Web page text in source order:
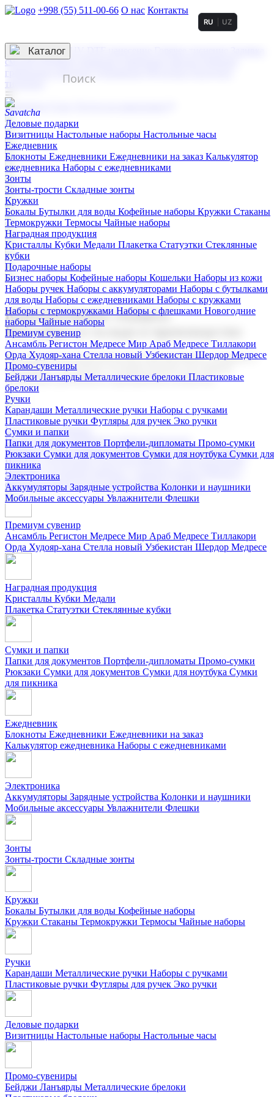
+998 (55) 511-00-66 О нас Контакты
3D гравировка
смолой (Doming)
гравировка твердая
тиснение
RU UZ
☰
Контакты
Каталог
Деловые подарки
Визитницы Настольные наборы Настольные часы
Ежедневник
Блокноты Ежедневники Ежедневники на заказ Калькулятор
ежедневника Наборы с ежедневниками
Зонты
Зонты-трости Складные зонты
Кружки
Бокалы Бутылки для воды Кофейные наборы Кружки Стаканы
Термокружки Термосы Чайные наборы
Наградная продукция
Kристаллы Кубки Медали Плакетка Статуэтки Стеклянные
кубки
Подарочные наборы
Бизнес наборы Кофейные наборы Кошельки Наборы из кожи
Наборы ручек Наборы с аккумуляторами Наборы с бутылками
для воды Наборы с ежедневниками Наборы с кружками
Наборы с термокружками Наборы с флешками Новогодние
наборы Чайные наборы
Премиум сувенир
Ансамбль Регистон Медресе Мир Араб Медресе Тиллакори
Орда Худояр-хана Стелла новый Узбекистан Шердор Медресе
Промо-сувениры
Бейджи Ланъярды Металлические брелоки Пластиковые
брелоки
Ручки
Карандаши Металлические ручки Наборы с ручками
Пластиковые ручки Футляры для ручек Эко ручки
Сумки и папки
Папки для документов Портфели-дипломаты Промо-сумки
Рюкзаки Сумки для документов Сумки для ноутбука Сумки для
пикника
Электроника
Аккумуляторы Зарядные устройства Колонки и наушники
Мобильные аксессуары Увлажнители Флешки
Корпоративные подарки
Поставка со склада и производство
Мы предлагаем широкий выбор корпоративных подарков и
сувениров с логотипом. В нашем каталоге вы найдете
продукцию для бизнеса, мероприятия и клиентов.
Подарочные наборы
Бизнес наборыКофейные наборы Кошельки
Наборы из кожиНаборы ручекНаборы с аккумуляторами
Наборы с бутылками для воды
Наборы с ежедневниками
Наборы с кружками
флешкамиНовогодние наборыЧайные наборы
Премиум сувенир
Ансамбль Регистон Медресе Мир Араб Медресе Тиллакори
Орда Худояр-хана Стелла новый Узбекистан Шердор Медресе
Наградная продукция
Kристаллы Кубки Медали
Плакетка Статуэтки Стеклянные кубки
Сумки и папки
Папки для документов Портфели-дипломаты Промо-сумки
Рюкзаки Сумки для документов Сумки для ноутбука Сумки
для пикника
Ежедневник
Блокноты Ежедневники Ежедневники на заказ
Калькулятор ежедневника Наборы с ежедневниками
Электроника
Аккумуляторы Зарядные устройства Колонки и наушники
Мобильные аксессуары Увлажнители Флешки
Зонты
Зонты-трости Складные зонты
Кружки
Бокалы Бутылки для воды Кофейные наборы
Кружки Стаканы Термокружки Термосы Чайные наборы
Ручки
Карандаши Металлические ручки Наборы с ручками
Пластиковые ручки Футляры для ручек Эко ручки
Деловые подарки
Визитницы Настольные наборы Настольные часы
Промо-сувениры
Бейджи Ланъярды Металлические брелоки